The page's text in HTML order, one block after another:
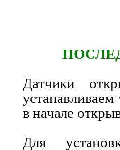
Датчики
в начале
Для